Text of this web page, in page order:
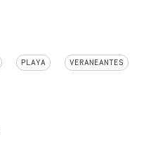
PLAYA VERANEANTES